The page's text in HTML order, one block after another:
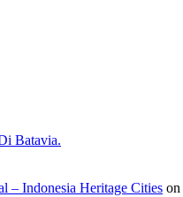
Batavia.
– Indonesia Heritage Cities on